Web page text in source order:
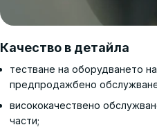
Качество в детайла
тестване на оборудването
предпродажбено
висококачествено
части;